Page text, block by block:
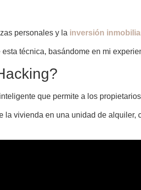
personales y la inversión
técnica, basándome en mi
que permite a los
la vivienda en una unidad de